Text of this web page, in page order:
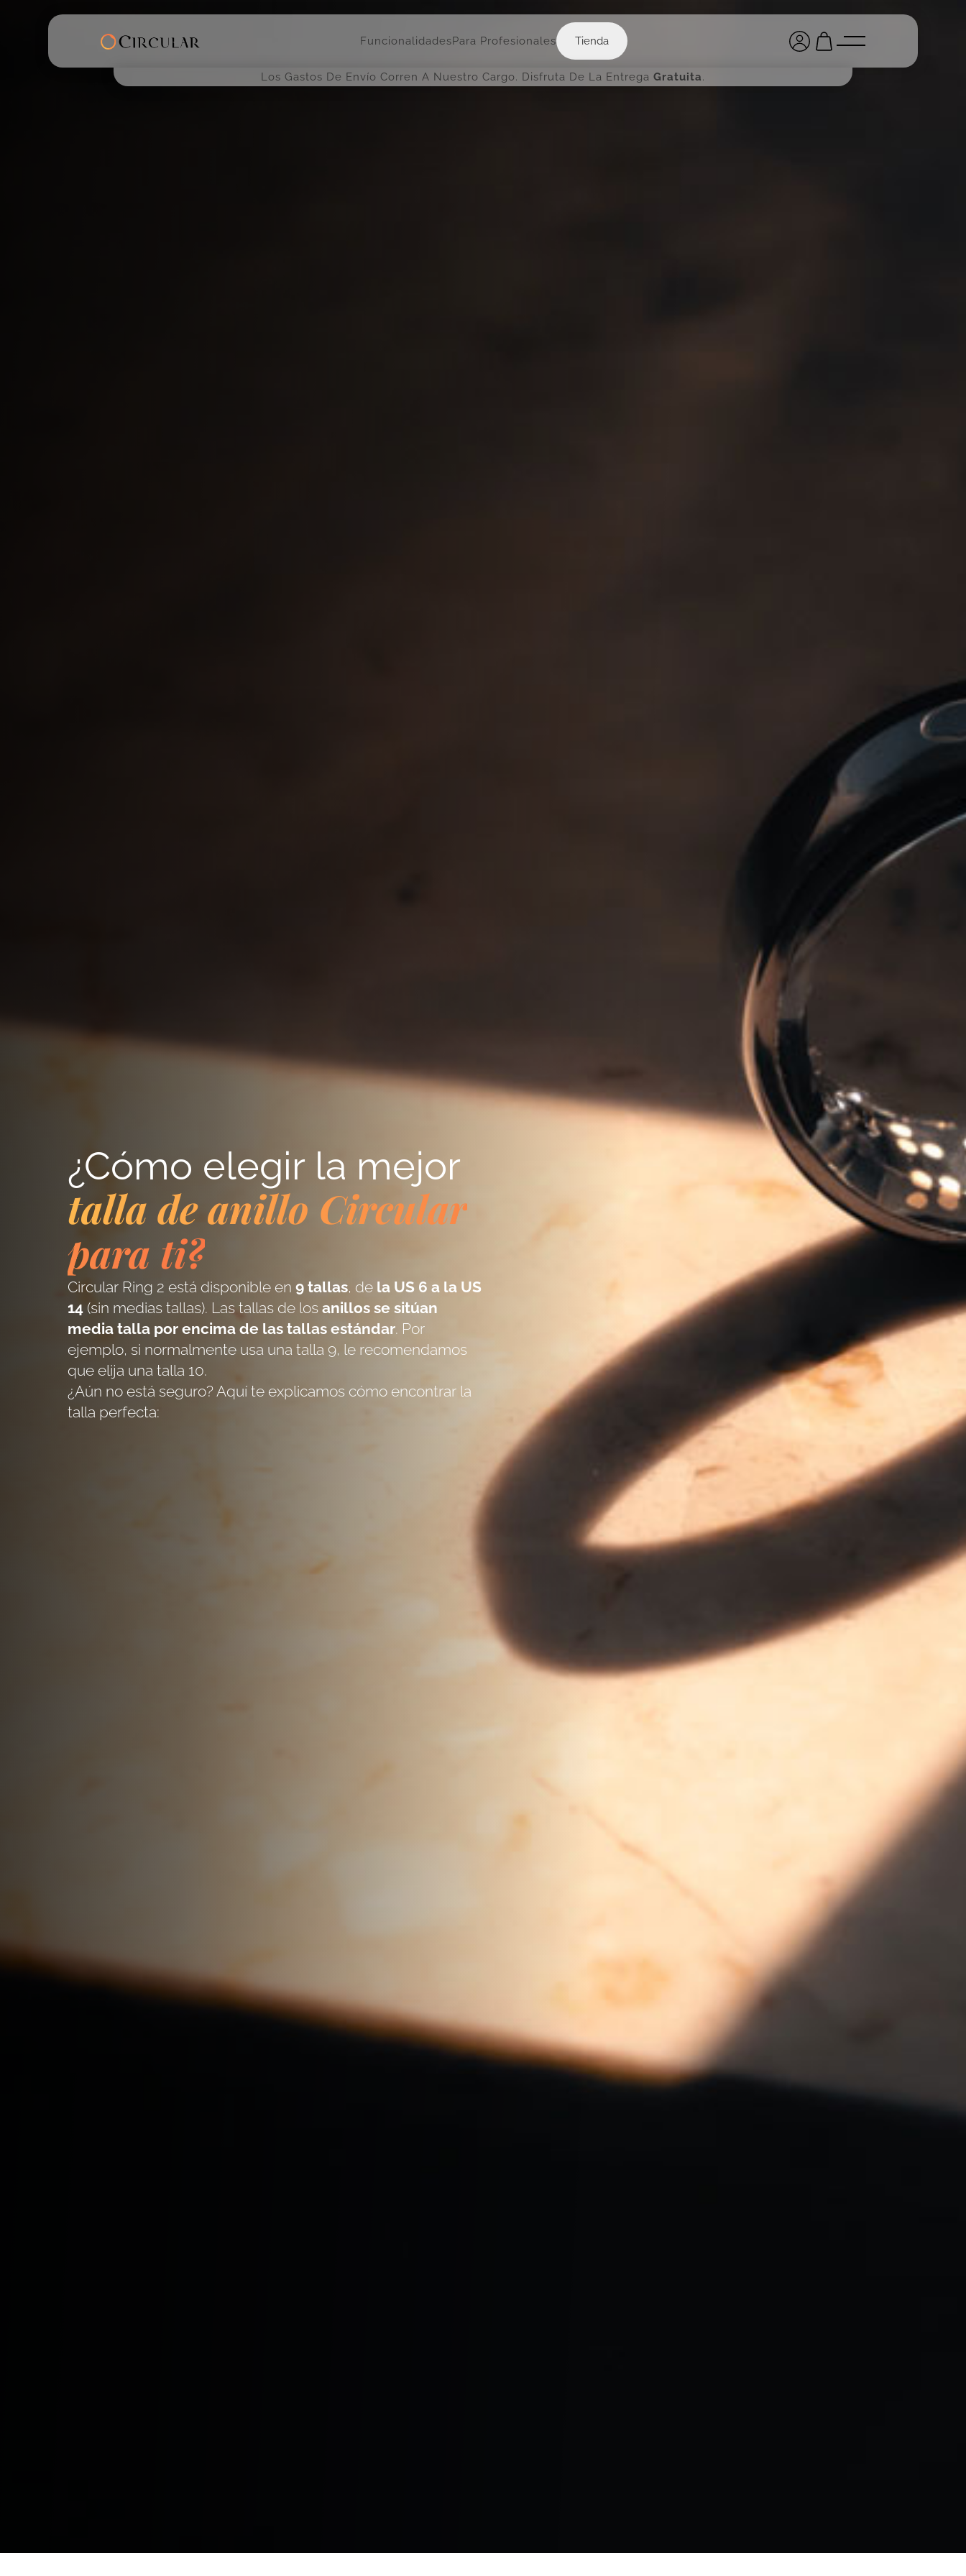
FuncionalidadesPara Profesionales
Tienda
Tienda
Los Gastos De Envío Corren A Nuestro Cargo. Disfruta De La Entrega Gratuita.
¿Cómo elegir la mejor
talla de anillo Circular
para ti?
Circular Ring 2 está disponible en9 tallas, de la US 6 a la US
14 (sin medias tallas). Las tallas de losanillos se sitúan
media talla por encima de las tallas estándar. Por
ejemplo, si normalmente usa una talla 9, le recomendamos
que elija una talla 10.
¿Aún no está seguro? Aquí te explicamos cómo encontrar la
talla perfecta: